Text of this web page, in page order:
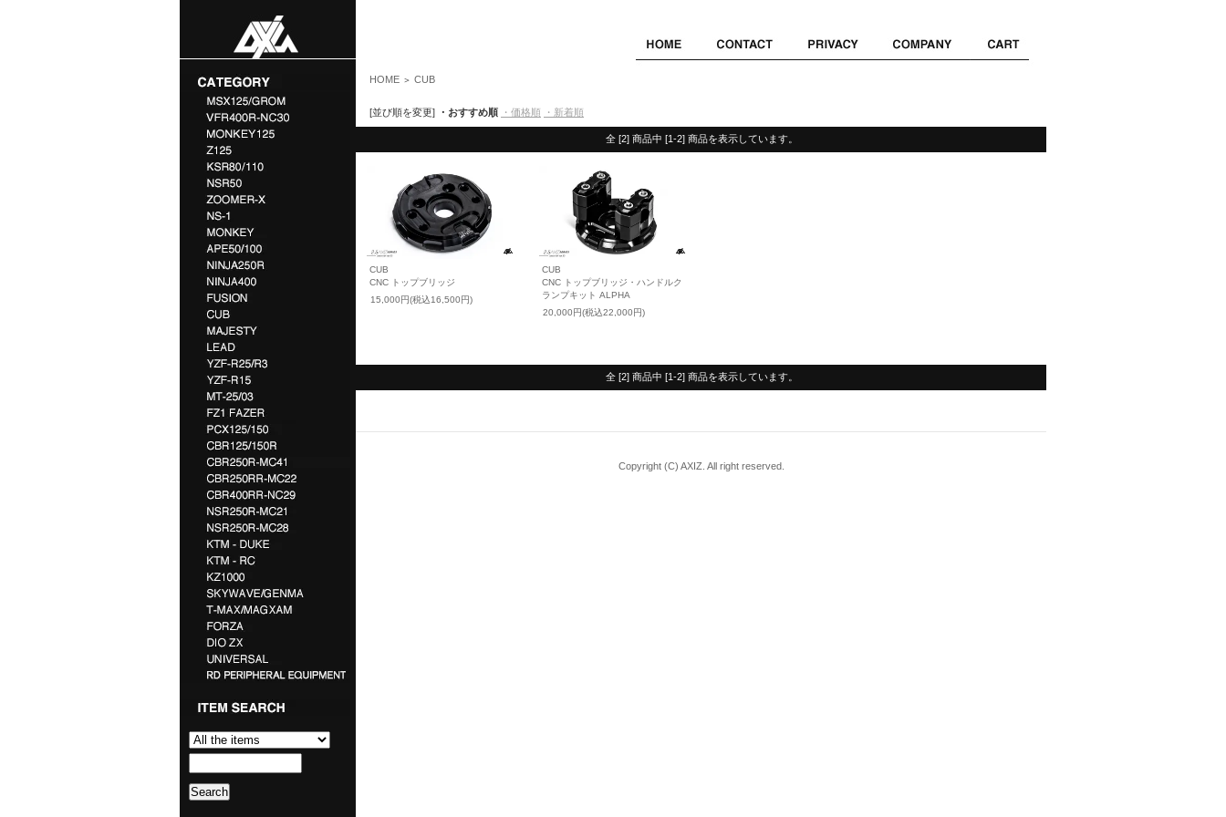
HOME ＞ CUB
[並び順を変更] ・おすすめ順 ・価格順 ・新着順
全 [2] 商品中 [1-2] 商品を表示しています。
CUB
CNC トップブリッジ
15,000円(税込16,500円)
CUB
CNC トップブリッジ・ハンドルク
ランプキット ALPHA
20,000円(税込22,000円)
全 [2] 商品中 [1-2] 商品を表示しています。
Copyright (C) AXIZ. All right reserved.